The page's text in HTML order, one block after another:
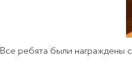
Все ребята были награждены